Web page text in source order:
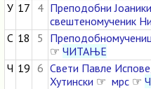
У 17 4 Преподобни
свештеномученик
С 18 5
☞ ЧИТАЊЕ
Ч 19 6 Свети Павле
Хутински ☞ мрс ☞